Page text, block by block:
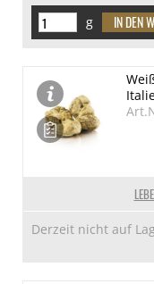
g
Derzeit nicht auf